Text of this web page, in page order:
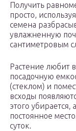
Получить
просто,
семена
увлажненную
сантиметровым
Растение любит
посадочную
(стеклом) и
всходы
этого убирается,
постоянное
суток.